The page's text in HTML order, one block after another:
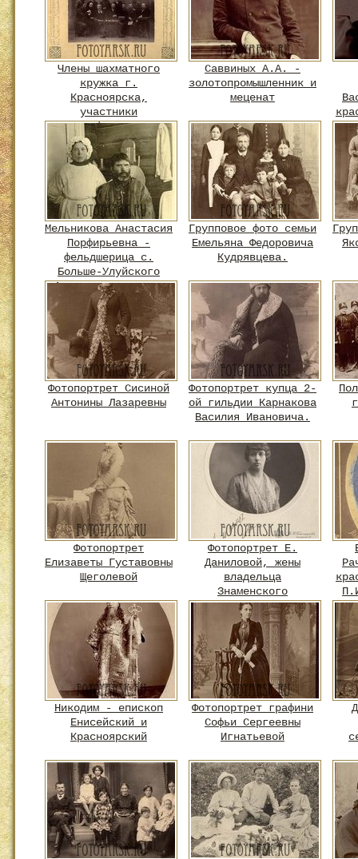
Члены шахматного
кружка г.
Красноярска,
участники
телеграфного матча
между командами г.
Красноярска и г. С-
Петербурга
Саввиных А.А. -
золотопромышленник и
меценат
Мельникова Анастасия
Порфирьевна -
фельдшерица с.
Больше-Улуйского
Ачинского уезда с
больным
Групповое фото семьи
Емельяна Федоровича
Кудрявцева.
Фотопортрет Сисиной
Антонины Лазаревны
Фотопортрет купца 2-
ой гильдии Карнакова
Василия Ивановича.
Фотопортрет
Елизаветы Густавовны
Щеголевой
Фотопортрет Е.
Даниловой, жены
владельца
Знаменского
стекольного завода
Никодим - епископ
Енисейский и
Красноярский
Фотопортрет графини
Софьи Сергеевны
Игнатьевой